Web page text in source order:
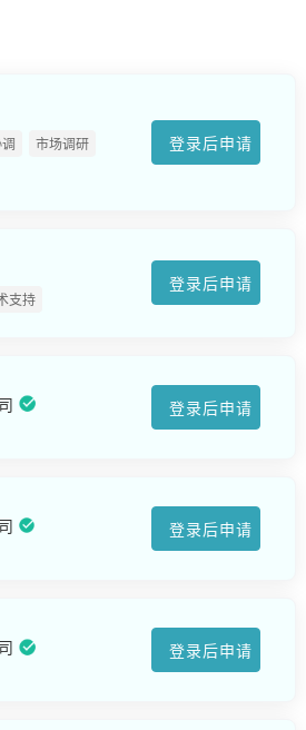
市场调研
登录后申请
支持
登录后申请
登录后申请
登录后申请
登录后申请